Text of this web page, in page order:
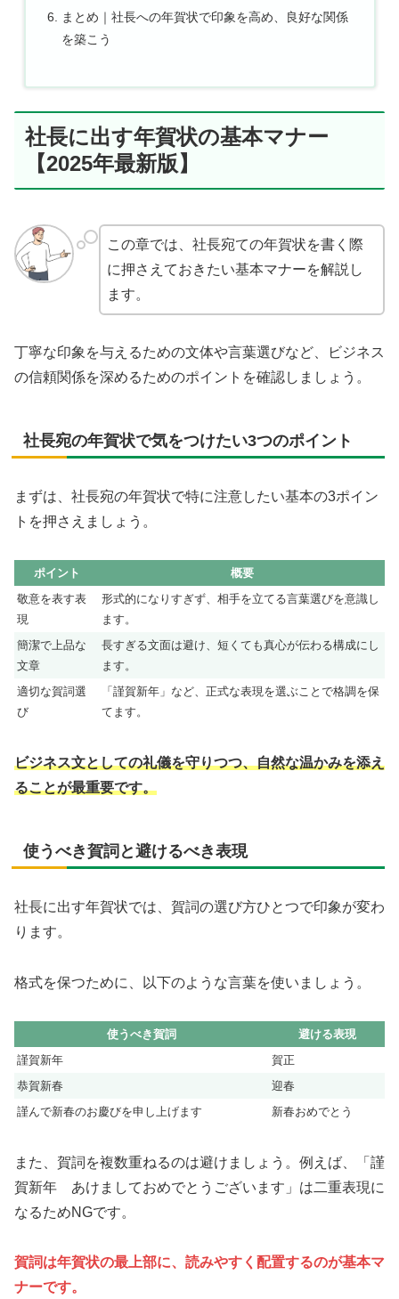
まとめ｜社長への年賀状で印象を高め、良好な関係
を築こう
社長に出す年賀状の基本マナー
【2025年最新版】
この章では、社長宛ての年賀状を書く際
に押さえておきたい基本マナーを解説し
ます。
丁寧な印象を与えるための文体や言葉選びなど、ビジネス
の信頼関係を深めるためのポイントを確認しましょう。
社長宛の年賀状で気をつけたい3つのポイント
まずは、社長宛の年賀状で特に注意したい基本の3ポイン
トを押さえましょう。
ポイント
概要
敬意を表す表
現
形式的になりすぎず、相手を立てる言葉選びを意識し
ます。
簡潔で上品な
文章
長すぎる文面は避け、短くても真心が伝わる構成にし
ます。
適切な賀詞選
び
「謹賀新年」など、正式な表現を選ぶことで格調を保
てます。
ビジネス文としての礼儀を守りつつ、自然な温かみを添え
ることが最重要です。
使うべき賀詞と避けるべき表現
社長に出す年賀状では、賀詞の選び方ひとつで印象が変わ
ります。
格式を保つために、以下のような言葉を使いましょう。
使うべき賀詞
避ける表現
謹賀新年
賀正
恭賀新春
迎春
謹んで新春のお慶びを申し上げます
新春おめでとう
また、賀詞を複数重ねるのは避けましょう。例えば、「謹
賀新年 あけましておめでとうございます」は二重表現に
なるためNGです。
賀詞は年賀状の最上部に、読みやすく配置するのが基本マ
ナーです。